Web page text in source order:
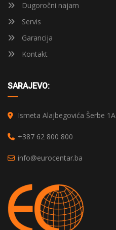
Dugoročni najam
Servis
Garancija
Kontakt
SARAJEVO:
Ismeta Alajbegovića Šerbe 1A
+387 62 800 800
info@eurocentar.ba